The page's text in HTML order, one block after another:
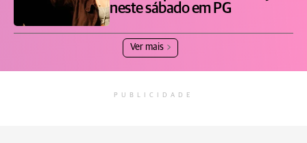
neste sábado em PG
Ver mais
PUBLICIDADE